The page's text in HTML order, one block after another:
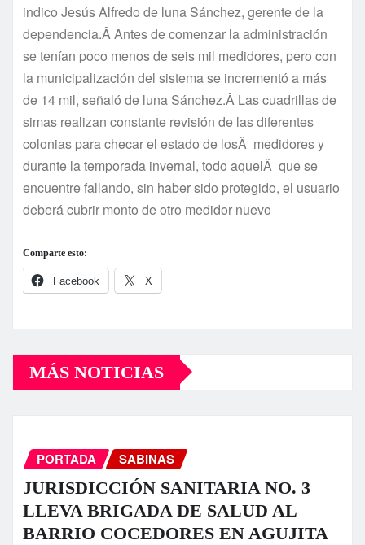
indico Jesús Alfredo de luna Sánchez, gerente de la
dependencia.Â Antes de comenzar la administración
se tení­an poco menos de seis mil medidores, pero con
la municipalización del sistema se incrementó a más
de 14 mil, señaló de luna Sánchez.Â Las cuadrillas de
simas realizan constante revisión de las diferentes
colonias para checar el estado de losÂ medidores y
durante la temporada invernal, todo aquelÂ que se
encuentre fallando, sin haber sido protegido, el usuario
deberá cubrir monto de otro medidor nuevo
Comparte esto:
Facebook X
MÁS NOTICIAS
PORTADA SABINAS
JURISDICCIÓN SANITARIA NO. 3
LLEVA BRIGADA DE SALUD AL
BARRIO COCEDORES EN AGUJITA